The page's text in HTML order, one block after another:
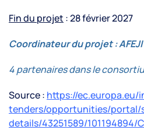
Fin du projet : 28 février 2027
Coordinateur du projet :
4 partenaires dans le
Source : https://
tenders/opportunities/
details/43251589/101194894/